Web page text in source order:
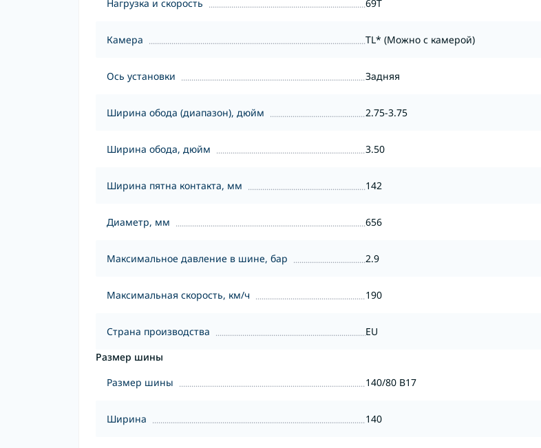
Нагрузка и скорость 69T
Камера TL* (Можно с камерой)
Ось установки Задняя
Ширина обода (диапазон), дюйм 2.75-3.75
Ширина обода, дюйм 3.50
Ширина пятна контакта, мм 142
Диаметр, мм 656
Максимальное давление в шине, бар 2.9
Максимальная скорость, км/ч 190
Страна производства
EU
Размер шины
Размер шины
140/80 B17
Ширина 140